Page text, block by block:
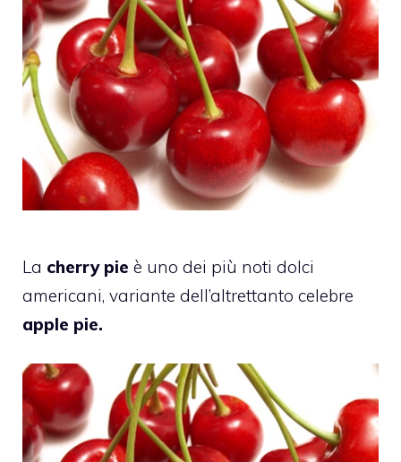
La cherry pie è uno dei più noti dolci
americani, variante dell’altrettanto celebre
apple pie.